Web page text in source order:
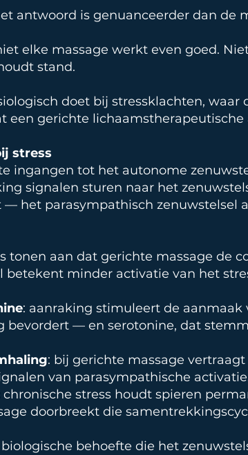
antwoord is genuanceerder dan de
elke massage werkt even goed.
stand.
doet bij stressklachten, waar
een gerichte lichaamstherapeutische
stress
ingangen tot het autonome
signalen sturen naar het
het parasympathisch zenuwstelsel
tonen aan dat gerichte massage de
betekent minder activatie van het
: aanraking stimuleert de
— en serotonine, dat
: bij gerichte massage
van parasympathische
chronische stress houdt spieren
doorbreekt die
behoefte die het